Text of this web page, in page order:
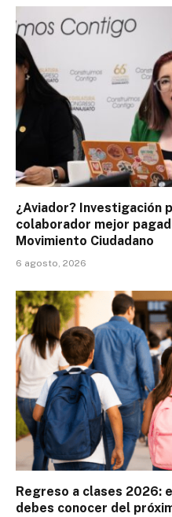
¿Aviador? Investigación
colaborador mejor
Movimiento Ciudadano
6 agosto, 2026
Regreso a clases 2026:
debes conocer del